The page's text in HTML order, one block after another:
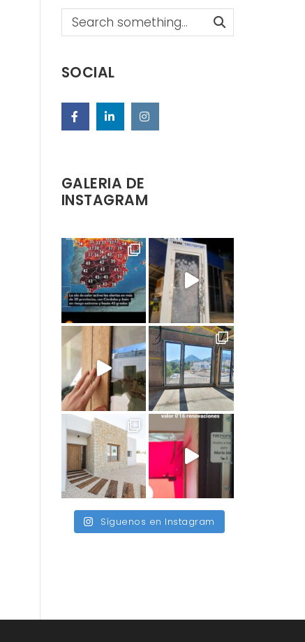
Search
SOCIAL
GALERIA DE
INSTAGRAM
Síguenos en Instagram